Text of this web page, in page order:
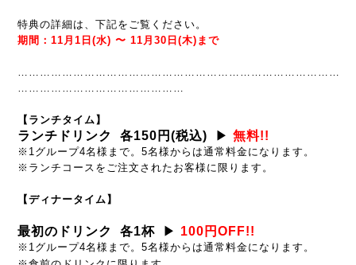
特典の詳細は、下記をご覧ください。
期間： 11月1日(水) 〜 11月30日(木)まで
【ランチタイム】
ランチドリンク 各150円(税込) ▶ 無料!!
※1グループ4名様まで。5名様からは通常料金になります。
※ランチコースをご注文されたお客様に限ります。
【ディナータイム 】
最初のドリンク 各1杯 ▶ 100円OFF!!
※1グループ4名様まで。5名様からは通常料金になります。